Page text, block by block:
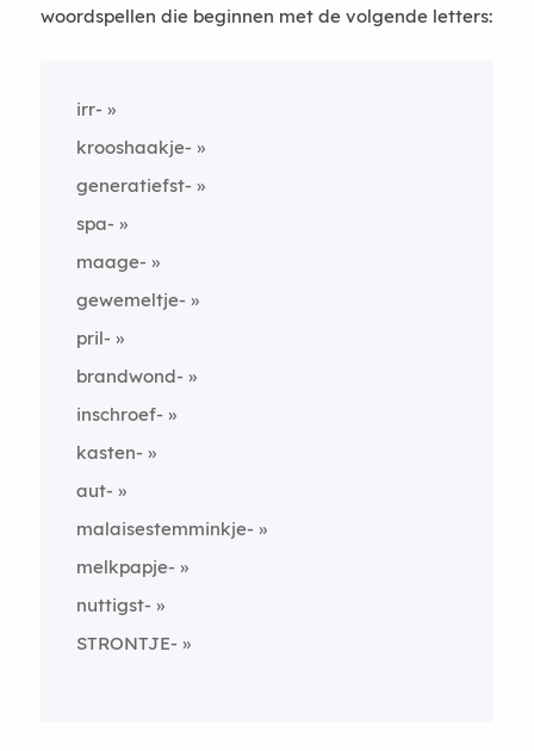
woordspellen die beginnen met de volgende letters:
irr-
krooshaakje-
generatiefst-
spa-
maage-
gewemeltje-
pril-
brandwond-
inschroef-
kasten-
aut-
malaisestemminkje-
melkpapje-
nuttigst-
STRONTJE-